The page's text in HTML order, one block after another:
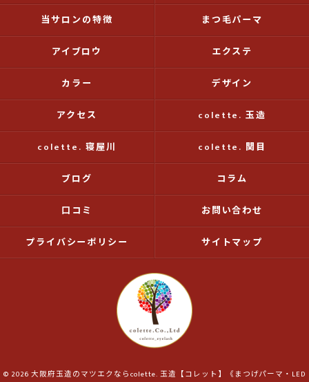
当サロンの特徴 まつ毛パーマ
アイブロウ エクステ
カラー デザイン
アクセス colette. 玉造
colette. 寝屋川 colette. 関目
ブログ コラム
口コミ お問い合わせ
プライバシーポリシー サイトマップ
© 2026 大阪府玉造のマツエクならcolette. 玉造【コレット】《まつげパーマ・LED